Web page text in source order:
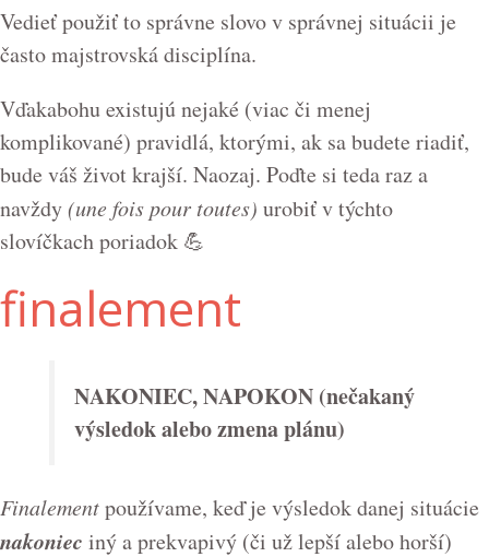
Vedieť použiť to správne slovo v správnej situácii je
často majstrovská disciplína.
Vďakabohu existujú nejaké (viac či menej
komplikované) pravidlá, ktorými, ak sa budete riadiť,
bude váš život krajší. Naozaj. Poďte si teda raz a
navždy(une fois pour toutes) urobiť v týchto
slovíčkach poriadok 💪
finalement
NAKONIEC, NAPOKON (nečakaný
výsledok alebo zmena plánu)
Finalementpoužívame, keď je výsledok danej situácie
nakoniec iný a prekvapivý (či už lepší alebo horší)